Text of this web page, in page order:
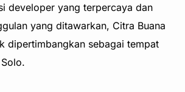
developer yang terpercaya dan
yang ditawarkan, Citra Buana
dipertimbangkan sebagai tempat